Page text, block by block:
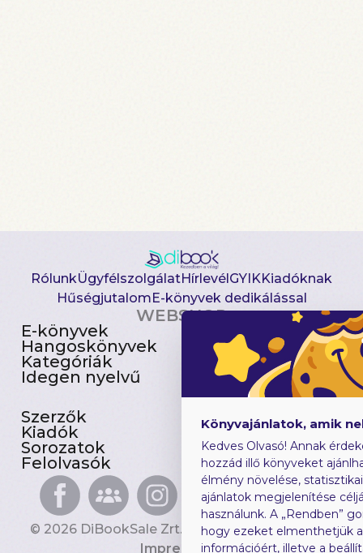
RólunkÜgyfélszolgálatHírlevélGYIKKiadóknak
HűségjutalomE-könyvek dedikálással
WEBSHOP
E-könyvek
Hangoskönyvek
Kategóriák
Idegen nyelvű
Csomagajánlatok
Akciósak
Előjegyezhetők
Újdonságok
Szerzők
Kiadók
Sorozatok
Felolvasók
Gyerekkönyvek
Heti toplista
Ajándékutalvány
Blog
© 2026 DiBookSale Zrt. Minden jog fenntartva.
Impresszum
Könyvajánlatok, amik
Kedves Olvasó! Annak
hozzád illő könyveket
élmény növelése,
ajánlatok megjelenítése
használunk. A „Rendben”
hogy ezeket elmenthetjük
információért, illetve a